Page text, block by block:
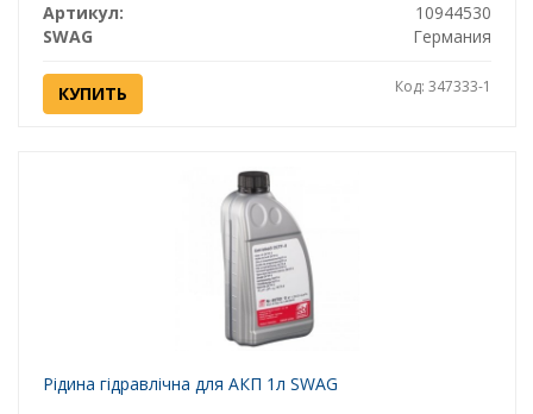
Артикул:
10944530
SWAG
Германия
КУПИТЬ Код: 347333-1
Рідина гідравлічна для АКП 1л SWAG